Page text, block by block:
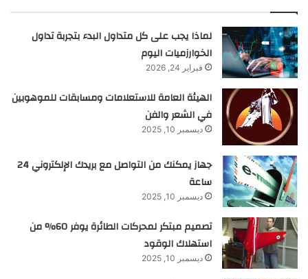
لماذا يجب على كل متداول البدء بتجربة تداول
الخوارزميات اليوم
فبراير 24, 2026
الهيئة العامة للاستعلامات ومسابقات للموهوبين
في الشعر والفن
ديسمبر 10, 2025
جهاز يمكنك من التواصل مع بريدك الإلكتروني 24
ساعة
ديسمبر 10, 2025
تصميم مبتكر لمحركات الطائرة يوفر 60% من
استهلاك الوقود
ديسمبر 10, 2025